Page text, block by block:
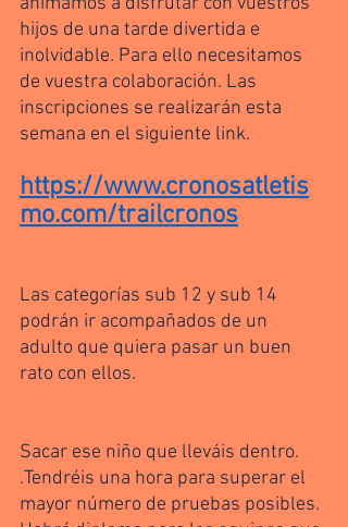
hijos de una tarde divertida e
inolvidable. Para ello necesitamos
de vuestra colaboración. Las
inscripciones se realizarán esta
semana en el siguiente link.
https://www.cronosatletis
mo.com/trailcronos
Las categorías sub 12 y sub 14
podrán ir acompañados de un
adulto que quiera pasar un buen
rato con ellos.
Sacar ese niño que lleváis dentro.
.Tendréis una hora para superar el
mayor número de pruebas posibles.